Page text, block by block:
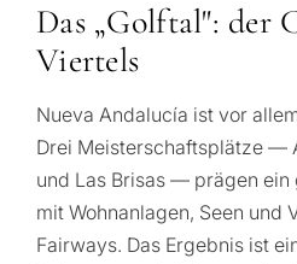
Das „Golftal": der
Viertels
Nueva Andalucía ist vor
Drei Meisterschaftsplätze —
und Las Brisas — prägen ein
mit Wohnanlagen, Seen und
Fairways. Das Ergebnis ist